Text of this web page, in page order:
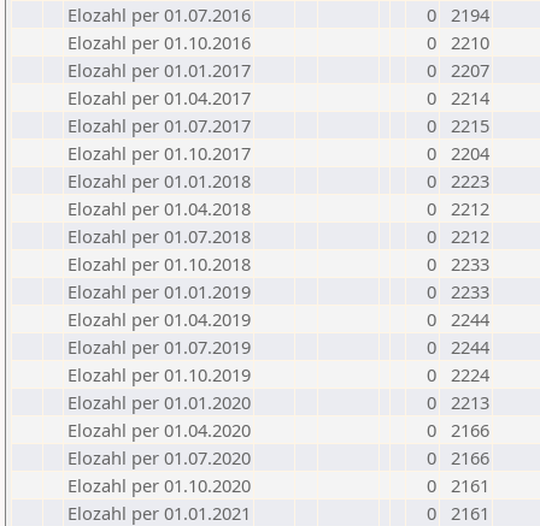
Elozahl per 01.07.2016
0 2194
Elozahl per 01.10.2016
0 2210
Elozahl per 01.01.2017
0 2207
Elozahl per 01.04.2017
0 2214
Elozahl per 01.07.2017
0 2215
Elozahl per 01.10.2017
0 2204
Elozahl per 01.01.2018
0 2223
Elozahl per 01.04.2018
0 2212
Elozahl per 01.07.2018
0 2212
Elozahl per 01.10.2018
0 2233
Elozahl per 01.01.2019
0 2233
Elozahl per 01.04.2019
0 2244
Elozahl per 01.07.2019
0 2244
Elozahl per 01.10.2019
0 2224
Elozahl per 01.01.2020
0 2213
Elozahl per 01.04.2020
0 2166
Elozahl per 01.07.2020
0 2166
Elozahl per 01.10.2020
0 2161
Elozahl per 01.01.2021
0 2161